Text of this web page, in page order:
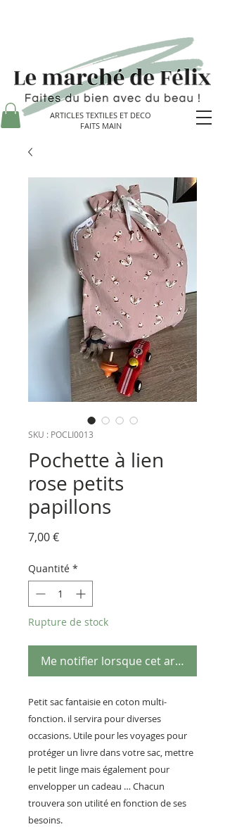
ARTICLES TEXTILES ET DECO
FAITS MAIN
SKU : POCLI0013
Pochette à lien
rose petits
papillons
7,00 €Prix
Quantité *
Rupture de stock
Me notifier lorsque cet article est
Petit sac fantaisie en coton multi-
fonction. il servira pour diverses
occasions. Utile pour les voyages pour
protéger un livre dans votre sac, mettre
le petit linge mais également pour
envelopper un cadeau … Chacun
trouvera son utilité en fonction de ses
besoins.